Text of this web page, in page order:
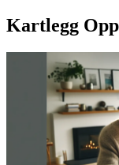
Kartlegg